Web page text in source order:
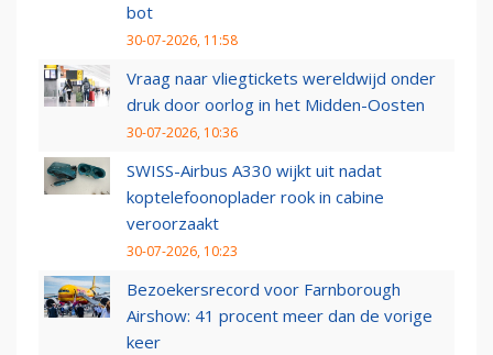
bot
30-07-2026, 11:58
Vraag naar vliegtickets wereldwijd onder
druk door oorlog in het Midden-Oosten
30-07-2026, 10:36
SWISS-Airbus A330 wijkt uit nadat
koptelefoonoplader rook in cabine
veroorzaakt
30-07-2026, 10:23
Bezoekersrecord voor Farnborough
Airshow: 41 procent meer dan de vorige
keer